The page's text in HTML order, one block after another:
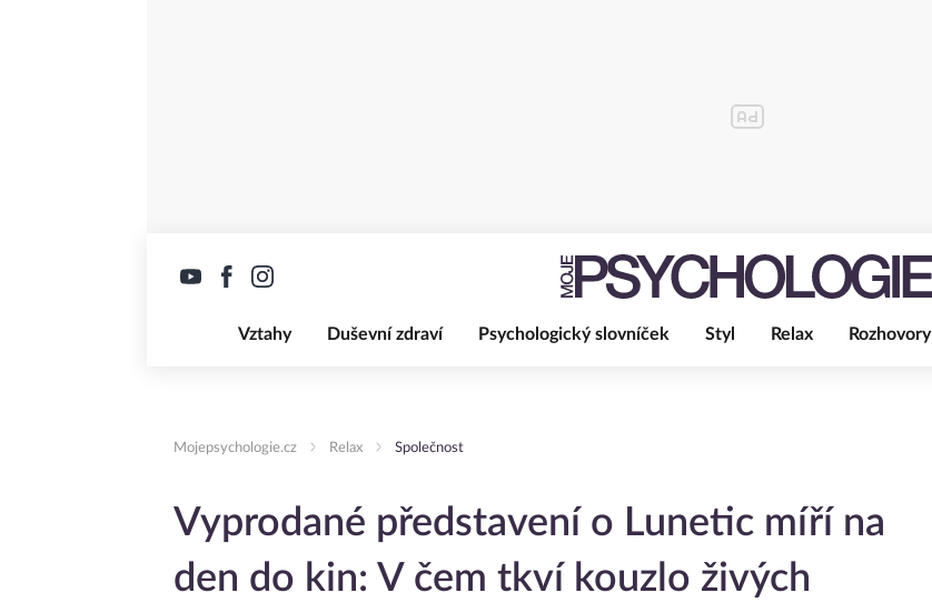
Vztahy Duševní zdraví Psychologický slovníček Styl Relax Rozhovory
Mojepsychologie.cz Relax Společnost
Vyprodané představení o Lunetic míří na
den do kin: V čem tkví kouzlo živých